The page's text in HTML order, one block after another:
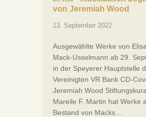
von Jeremiah Wood
13. September 2022
Ausgewählte Werke von
Mack-Usselmann ab 29.
in der Speyerer Hauptstelle
Vereinigten VR Bank CD-
Jeremiah Wood
Mareile F. Martin hat Werke
Bestand von Macks…